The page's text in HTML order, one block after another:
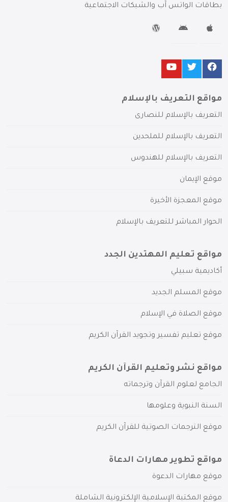
بطاقات الواتس آب والشبكات الاجتماعية
مواقع التعريف بالإسلام
التعريف بالإسلام للنصارى
التعريف بالإسلام للملحدين
التعريف بالإسلام للهندوس
موقع الإيمان
موقع المعجزة الأخيرة
الحوار المباشر للتعريف بالإسلام
مواقع تعليم المهتدين الجدد
أكاديمية سبيلي
موقع المسلم الجديد
موقع الصلاة في الإسلام
موقع تعليم تفسير وتجويد القرآن الكريم
مواقع نشر وتعليم القرآن الكريم
الجامع لعلوم القرآن وترجماته
السنة النبوية وعلومها
موقع الترجمات الصوتية للقرآن الكريم
مواقع تطوير مهارات الدعاة
موقع مهارات الدعوة
موقع المكتبة الإسلامية الإلكترونية الشاملة